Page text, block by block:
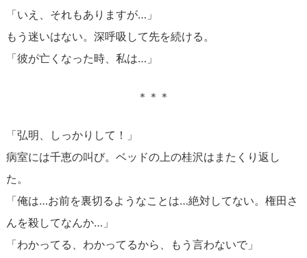
「いえ、それもありますが…」
もう迷いはない。深呼吸して先を続ける。
「彼が亡くなった時、私は…」
＊＊＊
「弘明、しっかりして！」
病室には千恵の叫び。ベッドの上の桂沢はまたくり返し
た。
「俺は…お前を裏切るようなことは…絶対してない。権田さ
んを殺してなんか…」
「わかってる、わかってるから、もう言わないで」